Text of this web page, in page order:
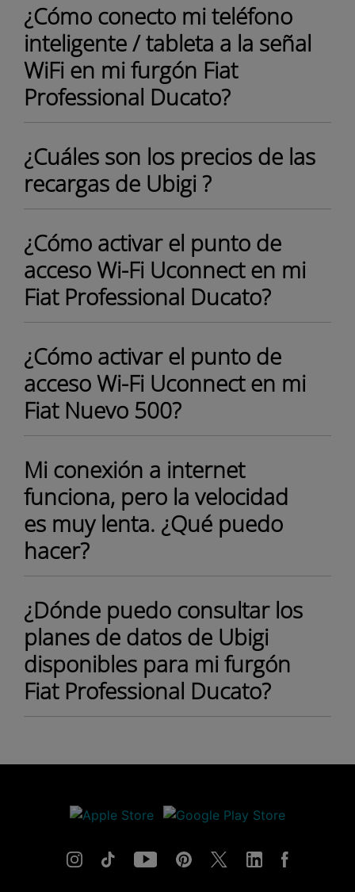
¿Cómo conecto mi teléfono
inteligente / tableta a la señal
WiFi en mi furgón Fiat
Professional Ducato?
¿Cuáles son los precios de las
recargas de Ubigi ?
¿Cómo activar el punto de
acceso Wi-Fi Uconnect en mi
Fiat Professional Ducato?
¿Cómo activar el punto de
acceso Wi-Fi Uconnect en mi
Fiat Nuevo 500?
Mi conexión a internet
funciona, pero la velocidad
es muy lenta. ¿Qué puedo
hacer?
¿Dónde puedo consultar los
planes de datos de Ubigi
disponibles para mi furgón
Fiat Professional Ducato?